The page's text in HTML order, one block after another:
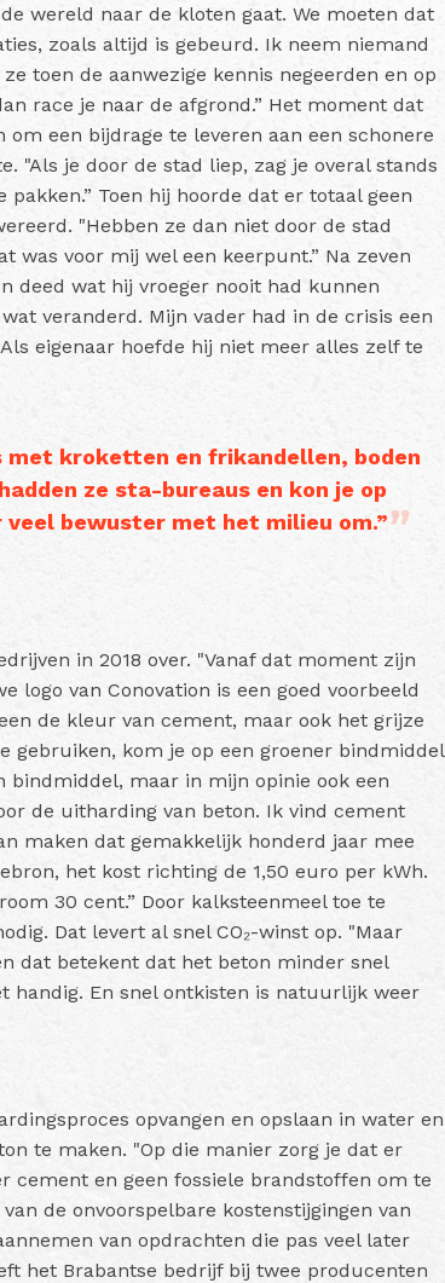
wereld naar de kloten gaat. We moeten dat
zoals altijd is gebeurd. Ik neem niemand
toen de aanwezige kennis negeerden en op
race je naar de afgrond.” Het moment dat
een bijdrage te leveren aan een schonere
"Als je door de stad liep, zag je overal stands
Toen hij hoorde dat er totaal geen
"Hebben ze dan niet door de stad
was voor mij wel een keerpunt.” Na zeven
deed wat hij vroeger nooit had kunnen
veranderd. Mijn vader had in de crisis een
eigenaar hoefde hij niet meer alles zelf te
met kroketten en frikandellen, boden
ze sta-bureaus en kon je op
veel bewuster met het milieu om.”
in 2018 over. "Vanaf dat moment zijn
logo van Conovation is een goed voorbeeld
de kleur van cement, maar ook het grijze
gebruiken, kom je op een groener bindmiddel
bindmiddel, maar in mijn opinie ook een
de uitharding van beton. Ik vind cement
maken dat gemakkelijk honderd jaar mee
het kost richting de 1,50 euro per kWh.
30 cent.” Door kalksteenmeel toe te
Dat levert al snel CO₂-winst op. "Maar
dat betekent dat het beton minder snel
handig. En snel ontkisten is natuurlijk weer
opvangen en opslaan in water en
te maken. "Op die manier zorg je dat er
cement en geen fossiele brandstoffen om te
de onvoorspelbare kostenstijgingen van
van opdrachten die pas veel later
het Brabantse bedrijf bij twee producenten